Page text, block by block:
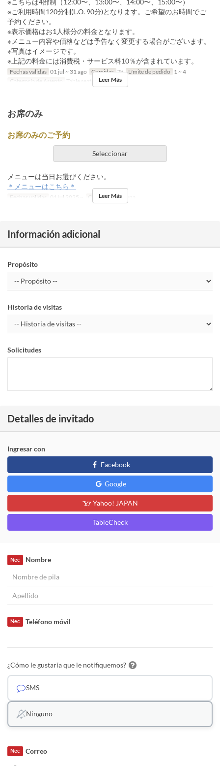
※こちらは4部制（12:00〜、13:00〜、14:00〜、15:00〜）
※ご利用時間120分制(L.O. 90分)となります。ご希望のお時間でご
予約ください。
※表示価格はお1人様分の料金となります。
※メニュー内容や価格などは予告なく変更する場合がございます。
※写真はイメージです。
※上記の料金には消費税・サービス料10％が含まれています。
Fechas validas 01 jul ~ 31 ago Comidas Té Límite de pedido 1 ~ 4
Categoría de Asiento
Table seatingLeer Más
お席のみ
お席のみのご予約
Seleccionar
メニューは当日お選びください。
＊メニューはこちら＊
Fechas validas 01 jul 2025 ~ Comidas Té, Cena
Leer Más
Información adicional
Propósito
Historia de visitas
Solicitudes
Detalles de invitado
Ingresar con
Facebook
Google
Yahoo! JAPAN
TableCheck
Nombre
Nec
Teléfono móvil
Nec
¿Cómo le gustaría que le notifiquemos?
SMS
Ninguno
Correo
Nec